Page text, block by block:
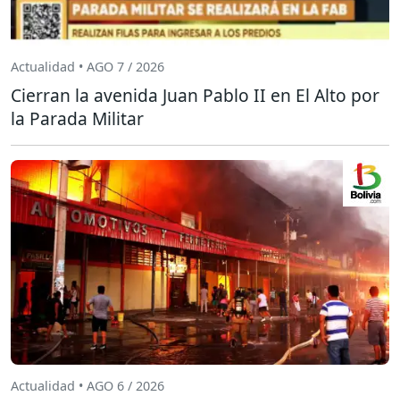
Actualidad • AGO 7 / 2026
Cierran la avenida Juan Pablo II en El Alto por
la Parada Militar
Actualidad • AGO 6 / 2026